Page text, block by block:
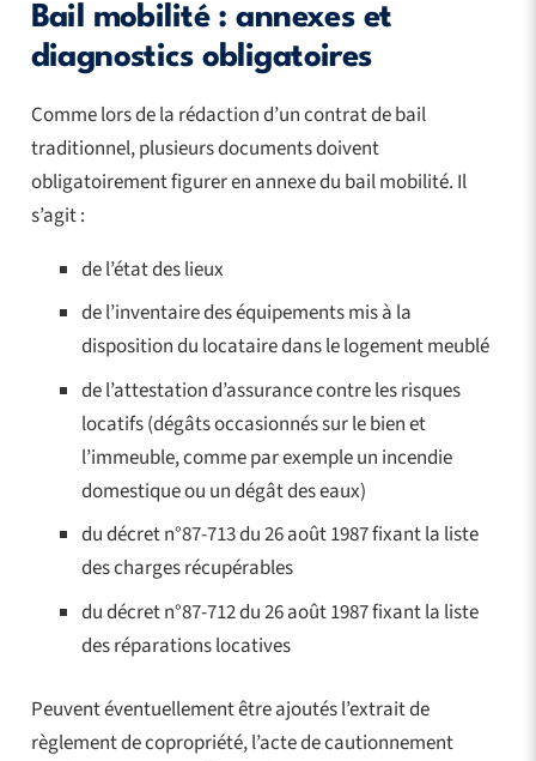
Bail mobilité : annexes et
diagnostics obligatoires
Comme lors de la rédaction d’un contrat de bail
traditionnel, plusieurs documents doivent
obligatoirement figurer en annexe du bail mobilité. Il
s’agit :
de l’état des lieux
de l’inventaire des équipements mis à la
disposition du locataire dans le logement meublé
de l’attestation d’assurance contre les risques
locatifs (dégâts occasionnés sur le bien et
l’immeuble, comme par exemple un incendie
domestique ou un dégât des eaux)
du décret n°87-713 du 26 août 1987 fixant la liste
des charges récupérables
du décret n°87-712 du 26 août 1987 fixant la liste
des réparations locatives
Peuvent éventuellement être ajoutés l’extrait de
règlement de copropriété, l’acte de cautionnement